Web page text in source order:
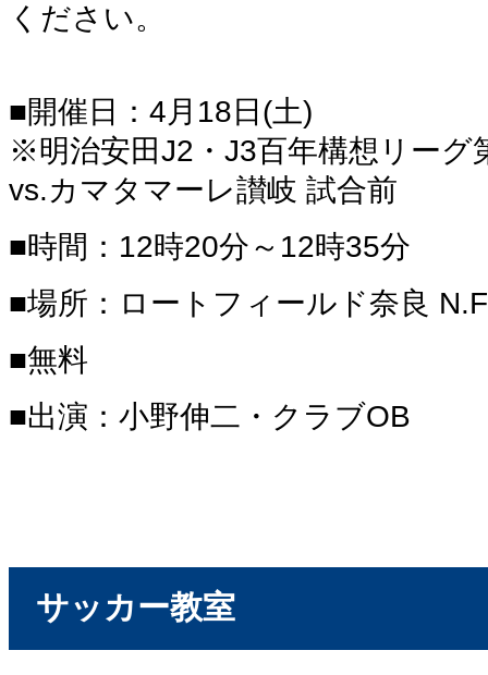
ください。
■開催日：4月18日(土)
※明治安田J2・J3百年構想リーグ
vs.カマタマーレ讃岐 試合前
■時間：12時20分～12時35分
■場所：ロートフィールド奈良
■無料
■出演：小野伸二・クラブOB
サッカー教室